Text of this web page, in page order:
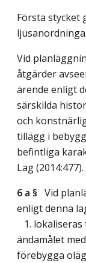
Första stycket
Vid
åtgärder
ärende enligt
särskilda
och
tillägg i
befintliga
Lag (2014:477).
6 a § Vid
enligt denna
1.
ändamålet
förebygga